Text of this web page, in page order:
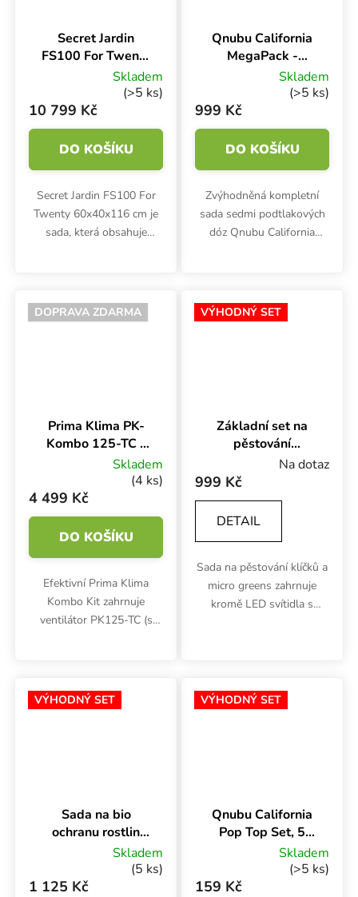
Secret Jardin
FS100 For Twenty
60x40x116 cm
Skladem
(>5 ks)
10 799 Kč
DO KOŠÍKU
Secret Jardin FS100 For
Twenty 60x40x116 cm je
sada, která obsahuje
spektrem, ventilační
systém,...
Qnubu California
MegaPack -
podtlaková dóza
7 dóz v setu
Skladem
(>5 ks)
999 Kč
DO KOŠÍKU
Zvýhodněná kompletní
sada sedmi podtlakových
dóz Qnubu California
bylinek, koření, kávy, čaje a
jiných...
DOPRAVA ZDARMA
Prima Klima PK-
Kombo 125-TC -
400 m3/h,
ventilátor a filtr
Skladem
(4 ks)
4 499 Kč
DO KOŠÍKU
Efektivní Prima Klima
Kombo Kit zahrnuje
ventilátor PK125-TC (s
K2601-flat-125 a kovový
držák na ventilátor.
VÝHODNÝ SET
Základní set na
pěstování
microgreens s
LED osvětlením,
Hempflax
Na dotaz
999 Kč
DETAIL
Sada na pěstování klíčků a
micro greens zahrnuje
kromě LED svítidla s
56x28x3 cm (z toho 1 s...
VÝHODNÝ SET
Sada na bio
ochranu rostlin
Outdoor BasicSkladem
(5 ks)
1 125 Kč
VÝHODNÝ SET
Qnubu California
Pop Top Set, 5
Skladem
(>5 ks)
159 Kč